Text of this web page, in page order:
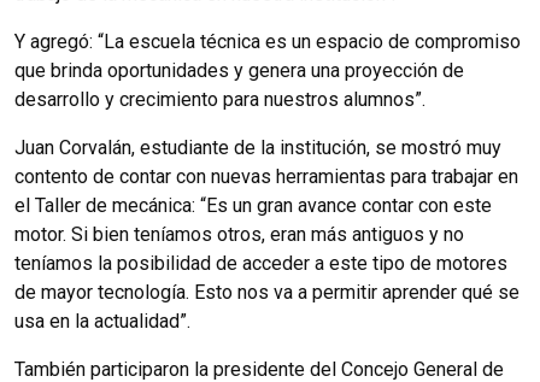
Y agregó: “La escuela técnica es un espacio de compromiso
que brinda oportunidades y genera una proyección de
desarrollo y crecimiento para nuestros alumnos”.
Juan Corvalán, estudiante de la institución, se mostró muy
contento de contar con nuevas herramientas para trabajar en
el Taller de mecánica: “Es un gran avance contar con este
motor. Si bien teníamos otros, eran más antiguos y no
teníamos la posibilidad de acceder a este tipo de motores
de mayor tecnología. Esto nos va a permitir aprender qué se
usa en la actualidad”.
También participaron la presidente del Concejo General de